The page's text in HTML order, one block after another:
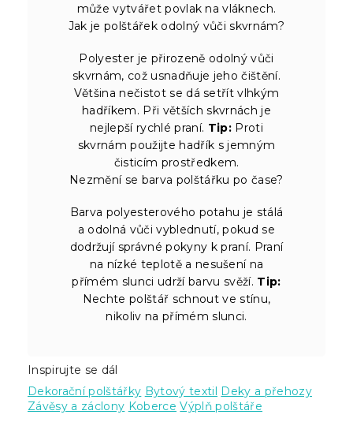
může vytvářet povlak na vláknech.
Jak je polštářek odolný vůči skvrnám?
Polyester je přirozeně odolný vůči
skvrnám, což usnadňuje jeho čištění.
Většina nečistot se dá setřít vlhkým
hadříkem. Při větších skvrnách je
nejlepší rychlé praní. Tip: Proti
skvrnám použijte hadřík s jemným
čisticím prostředkem.
Nezmění se barva polštářku po čase?
Barva polyesterového potahu je stálá
a odolná vůči vyblednutí, pokud se
dodržují správné pokyny k praní. Praní
na nízké teplotě a nesušení na
přímém slunci udrží barvu svěží. Tip:
Nechte polštář schnout ve stínu,
nikoliv na přímém slunci.
Inspirujte se dál
Dekorační polštářky Bytový textil Deky a přehozy
Závěsy a záclony Koberce Výplň polštáře